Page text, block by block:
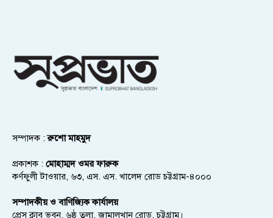
সম্পাদক :রুশো মাহমুদ
প্রকাশক : মোহাম্মদ ওমর ফারুক
কর্ণফুলী টাওয়ার, ৬৩, এস. এস. খালেদ রোড চট্টগ্রাম-৪০০০
সম্পাদকীয় ও বাণিজ্যিক কার্যালয়
প্রেস ক্লাব ভবন, ৬ষ্ঠ তলা, জামালখান রোড, চট্টগ্রাম।